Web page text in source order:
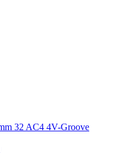
32 AC4 4V-Groove